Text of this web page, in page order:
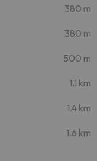
380 m
380 m
500 m
1.1 km
1.4 km
1.6 km